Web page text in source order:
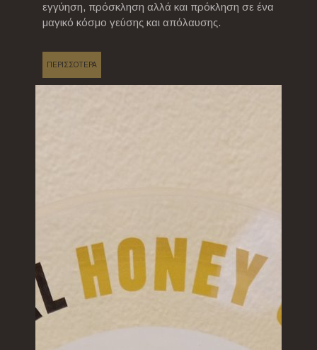
εγγύηση, πρόσκληση αλλά και πρόκληση σε ένα
μαγικό κόσμο γεύσης και απόλαυσης.
ΠΕΡΙΣΣΟΤΕΡΑ